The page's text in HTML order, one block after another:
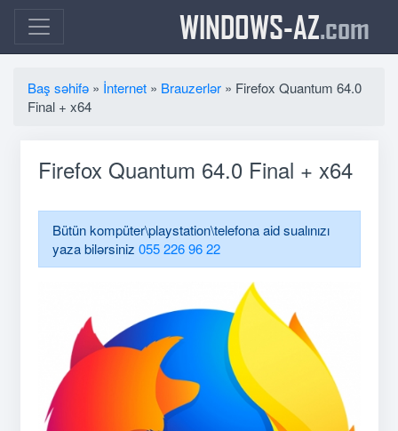
WINDOWS-AZ.com
Baş səhifə » İnternet » Brauzerlər » Firefox Quantum 64.0
Final + x64
Firefox Quantum 64.0 Final + x64
Bütün kompüter\playstation\telefona aid sualınızı
yaza bilərsiniz 055 226 96 22